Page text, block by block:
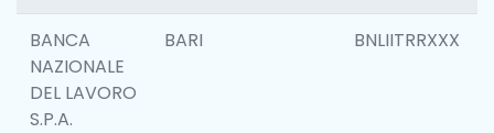
BANCA
NAZIONALE
DEL LAVORO
S.P.A.
BARI BNLIITRRXXX